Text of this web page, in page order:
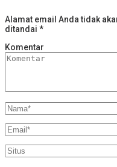
Alamat email Anda tidak
ditandai *
Komentar